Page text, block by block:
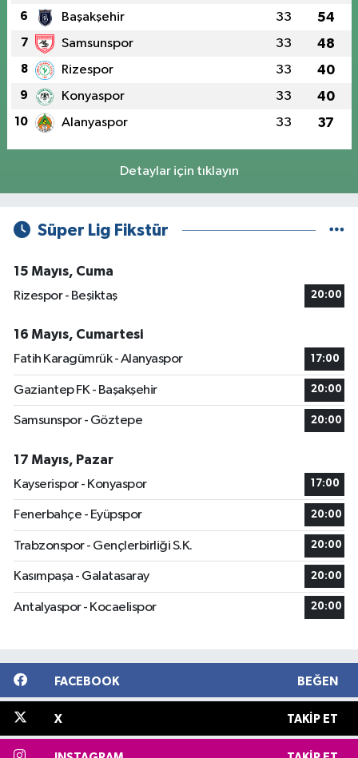
6 Başakşehir 33 54
7 Samsunspor 33 48
8 Rizespor 33 40
9 Konyaspor 33 40
10 Alanyaspor 33 37
Detaylar için tıklayın
Süper Lig Fikstür
15 Mayıs, Cuma
Rizespor - Beşiktaş
20:00
16 Mayıs, Cumartesi
Fatih Karagümrük - Alanyaspor
17:00
Gaziantep FK - Başakşehir 20:00
Samsunspor - Göztepe 20:00
17 Mayıs, Pazar
Kayserispor - Konyaspor
17:00
Fenerbahçe - Eyüpspor 20:00
Trabzonspor - Gençlerbirliği S.K. 20:00
Kasımpaşa - Galatasaray 20:00
Antalyaspor - Kocaelispor 20:00
FACEBOOK BEĞEN
X TAKIP ET